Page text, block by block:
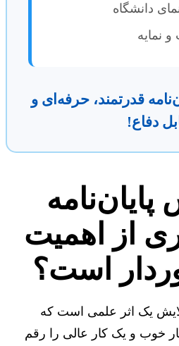
دانشگاه
قدرتمند، حرفه‌ای و
دفاع!
از اهمیت
است؟
یک اثر علمی است که
و یک کار عالی را رقم